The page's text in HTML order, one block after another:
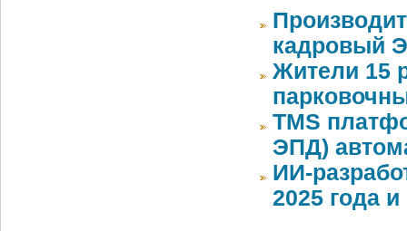
кадровый
Жители 15
TMS
ЭПД)
ИИ-
2025 года